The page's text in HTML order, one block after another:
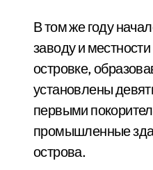
В том же году
заводу и
островке,
установлены
первыми
промышленные
острова.